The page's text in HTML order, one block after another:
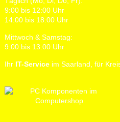
9:00 bis 12:00 Uhr
14:00 bis 18:00 Uhr
Mittwoch & Samstag:
9:00 bis 13:00 Uhr
Ihr IT-Serviceim Saarland, für